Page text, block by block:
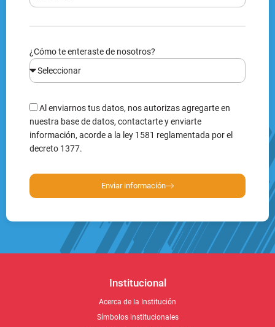
¿Cómo te enteraste de nosotros?
Al enviarnos tus datos, nos autorizas agregarte en
nuestra base de datos, contactarte y enviarte
información, acorde a la ley 1581 reglamentada por el
decreto 1377.
Enviar información
Institucional
Acerca de la Institución
Símbolos institucionales